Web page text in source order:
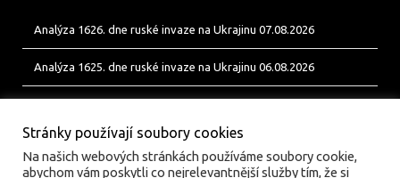
Analýza 1626. dne ruské invaze na Ukrajinu 07.08.2026
Analýza 1625. dne ruské invaze na Ukrajinu 06.08.2026
Stránky používají soubory cookies
Na našich webových stránkách používáme soubory cookie,
abychom vám poskytli co nejrelevantnější služby tím, že si